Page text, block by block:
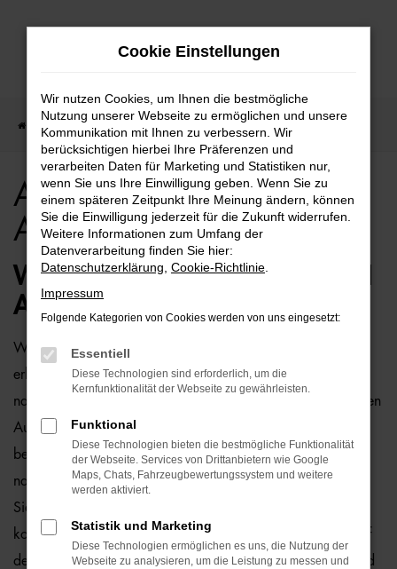
Zum
Startseite Rostock Audi Audi A7 für Rostock Top Angebote
Audi A7 für Rostock Top
Angebote
WIE WÄRE ES MIT EINEM AUDI
A7 FÜR ROSTOCK?
Wer zu uns und damit zur Auto-Familie Ostermaier kommt,
erhält viele Vorschläge rund um die Mobilität. Das gilt
natürlich auch für Rostock und Umgebung, wo wir gerne den
Audi A7 empfehlen. Die Rede ist von einem rundum
bewährten und zuverlässigen Fahrzeug, das perfekt zu
nahezu jedem Anspruch in Rostock passt. Gerne lassen wir
Sie bei uns vor Ort einsteigen oder übernehmen die
komplette Beratung auf digitalem Weg. Der Vorteil liegt auf
der Hand, denn so erhalten Sie Ihren Audi A7 frei Haus und
Cookie Einstellungen
Wir nutzen Cookies, um Ihnen die bestmögliche
Nutzung unserer Webseite zu ermöglichen und unsere
Kommunikation mit Ihnen zu verbessern. Wir
berücksichtigen hierbei Ihre Präferenzen und
verarbeiten Daten für Marketing und Statistiken nur,
wenn Sie uns Ihre Einwilligung geben. Wenn Sie zu
einem späteren Zeitpunkt Ihre Meinung ändern, können
Sie die Einwilligung jederzeit für die Zukunft widerrufen.
Weitere Informationen zum Umfang der
Datenverarbeitung finden Sie hier:
Datenschutzerklärung Cookie-Richtlinie
Impressum
Folgende Kategorien von Cookies werden von uns eingesetzt:
Essentiell
Diese Technologien sind erforderlich, um die
Kernfunktionalität der Webseite zu gewährleisten.
Funktional
Diese Technologien bieten die bestmögliche Funktionalität
der Webseite. Services von Drittanbietern wie Google
Maps, Chats, Fahrzeugbewertungssystem und weitere
werden aktiviert.
Statistik und Marketing
Diese Technologien ermöglichen es uns, die Nutzung der
Webseite zu analysieren, um die Leistung zu messen und